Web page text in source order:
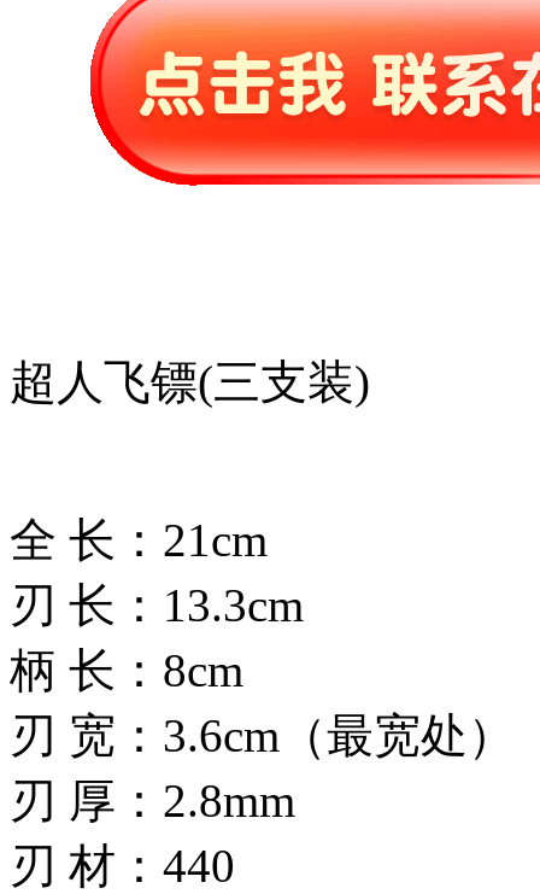
超人飞镖(三支装)
全 长：21cm
刃 长：13.3cm
柄 长：8cm
刃 宽：3.6cm（最宽处）
刃 厚：2.8mm
刃 材：440